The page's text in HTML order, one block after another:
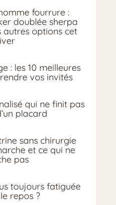
fourrure :
doublée sherpa
autres options cet
: les 10 meilleures
vos invités
qui ne finit pas
placard
sans chirurgie
et ce qui ne
pas
toujours fatiguée
repos ?